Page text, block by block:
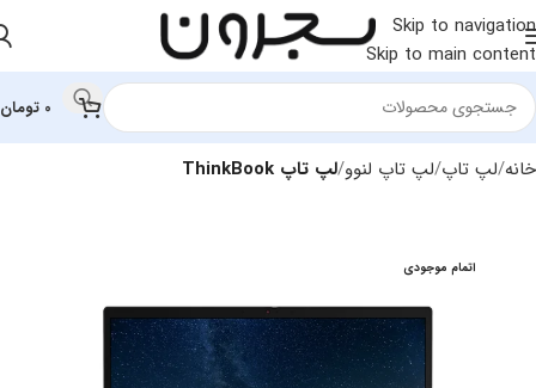
Skip to navigation
Skip to main content
0 تومان
خانه لپ تاپ لپ‌ تاپ لنوو لپ تاپ ThinkBook
اتمام موجودی